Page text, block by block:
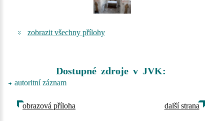
zobrazit všechny přílohy
Dostupné zdroje v JVK:
autoritní záznam
obrazová příloha další strana